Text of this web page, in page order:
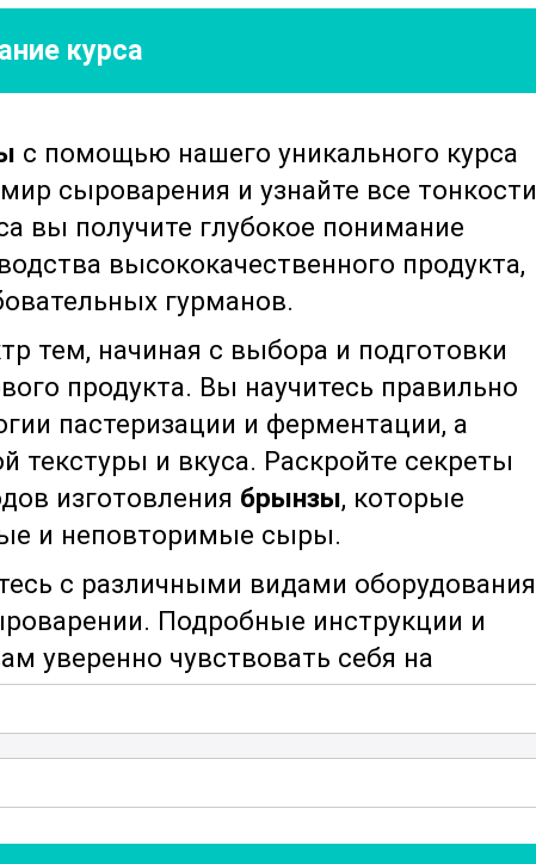
курса
с помощью нашего уникального курса
сыроварения и узнайте все тонкости
вы получите глубокое понимание
высококачественного продукта,
гурманов.
тем, начиная с выбора и подготовки
продукта. Вы научитесь правильно
пастеризации и ферментации, а
текстуры и вкуса. Раскройте секреты
изготовления брынзы, которые
и неповторимые сыры.
с различными видами оборудования
Подробные инструкции и
уверенно чувствовать себя на
вы получите ценные советы по
вам сохранить его свежесть и
гигиены и санитарии, что особенно
Вы узнаете о лучших